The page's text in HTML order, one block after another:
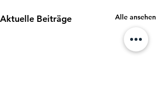
Aktuelle Beiträge Alle ansehen